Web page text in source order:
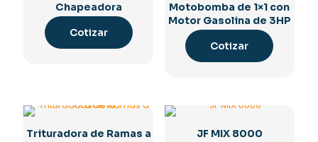
Chapeadora
Cotizar
Motobomba de 1×1 con
Motor Gasolina de 3HP
Cotizar
Trituradora de Ramas a
JF MIX 8000